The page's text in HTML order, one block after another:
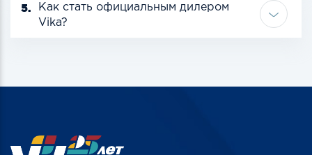
5.
Как стать официальным дилером
Vika?